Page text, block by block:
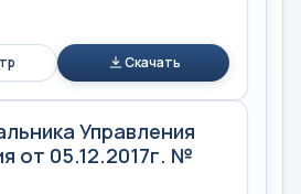
Скачать
Управления
от 05.12.2017г. №